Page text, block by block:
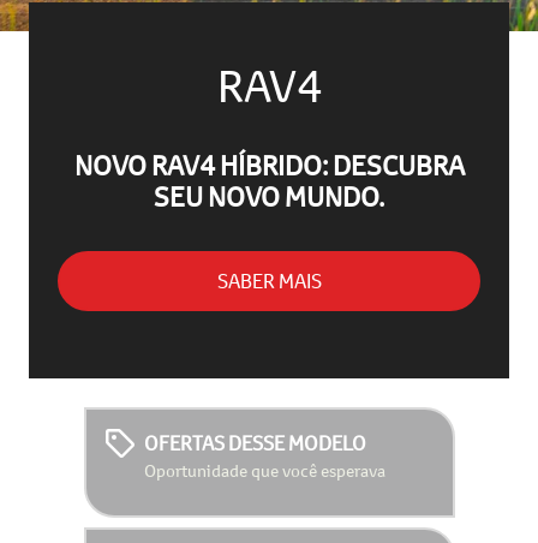
RAV4
NOVO RAV4 HÍBRIDO: DESCUBRA
SEU NOVO MUNDO.
SABER MAIS
OFERTAS DESSE MODELO
Oportunidade que você esperava